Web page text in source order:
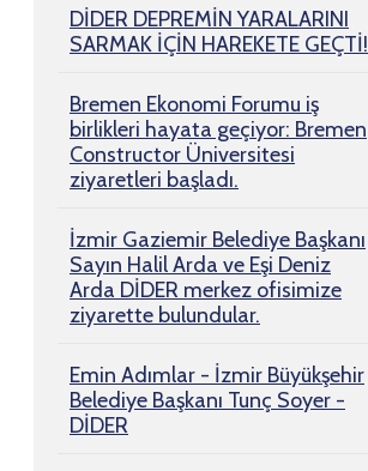
DİDER DEPREMİN YARALARINI
SARMAK İÇİN HAREKETE GEÇTİ!
Bremen Ekonomi Forumu iş
birlikleri hayata geçiyor: Bremen
Constructor Üniversitesi
ziyaretleri başladı.
İzmir Gaziemir Belediye Başkanı
Sayın Halil Arda ve Eşi Deniz
Arda DİDER merkez ofisimize
ziyarette bulundular.
Emin Adımlar - İzmir Büyükşehir
Belediye Başkanı Tunç Soyer -
DİDER